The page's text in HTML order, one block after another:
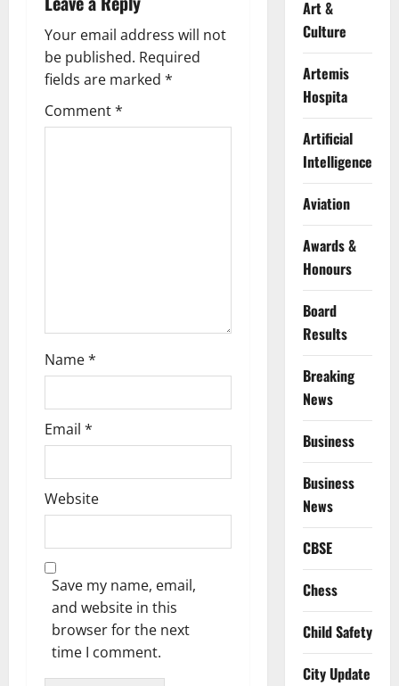
g
a
t
i
Your email address will not
be published. Required
fields are marked *
Comment*
Name*
Email *
Website
Save my name, email,
and website in this
browser for the next
time I comment.
Art &
Culture
Artemis
Hospita
Artificial
Intelligence
Aviation
Awards &
Honours
Board
Results
Breaking
News
Business
Business
News
CBSE
Chess
Child Safety
City Update